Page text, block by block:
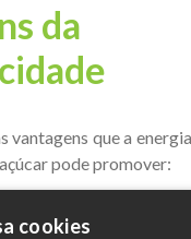
da
vantagens que a
pode promover:
cookies